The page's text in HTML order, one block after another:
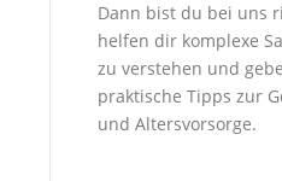
Dann bist du bei uns
helfen dir komplexe
zu verstehen und
praktische Tipps zur
und Altersvorsorge.